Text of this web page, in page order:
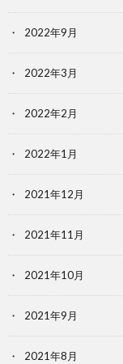
2022年9月
2022年3月
2022年2月
2022年1月
2021年12月
2021年11月
2021年10月
2021年9月
2021年8月